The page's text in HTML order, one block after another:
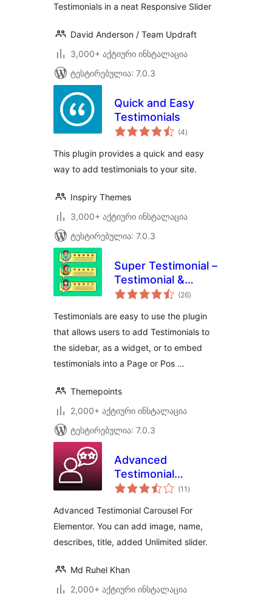
Testimonials in a neat Responsive Slider
David Anderson / Team Updraft
3,000+ აქტიური ინსტალაცია
ტესტირებულია: 7.0.3
Quick and Easy
Testimonials
(4საერთო
რეიტინგი
)
This plugin provides a quick and easy
way to add testimonials to your site.
Inspiry Themes
3,000+ აქტიური ინსტალაცია
ტესტირებულია: 7.0.3
Super Testimonial –
Testimonial &
Customer Review
WordPress
(26საერთო
რეიტინგი
)
Testimonials are easy to use the plugin
that allows users to add Testimonials to
the sidebar, as a widget, or to embed
testimonials into a Page or Pos …
Themepoints
2,000+ აქტიური ინსტალაცია
ტესტირებულია: 7.0.3
Advanced
Testimonial
Carousel For(11 საერთო
რეიტინგი
)
Advanced Testimonial Carousel For
Elementor. You can add image, name,
describes, title, added Unlimited slider.
Md Ruhel Khan
2,000+ აქტიური ინსტალაცია